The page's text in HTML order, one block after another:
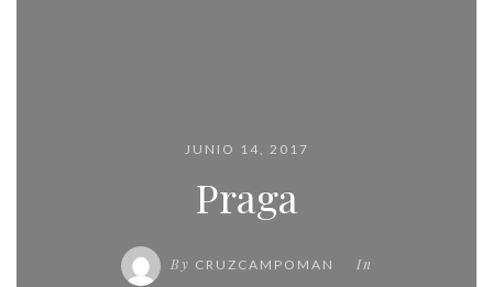
JUNIO 14, 2017
Praga
By CRUZCAMPOMAN In